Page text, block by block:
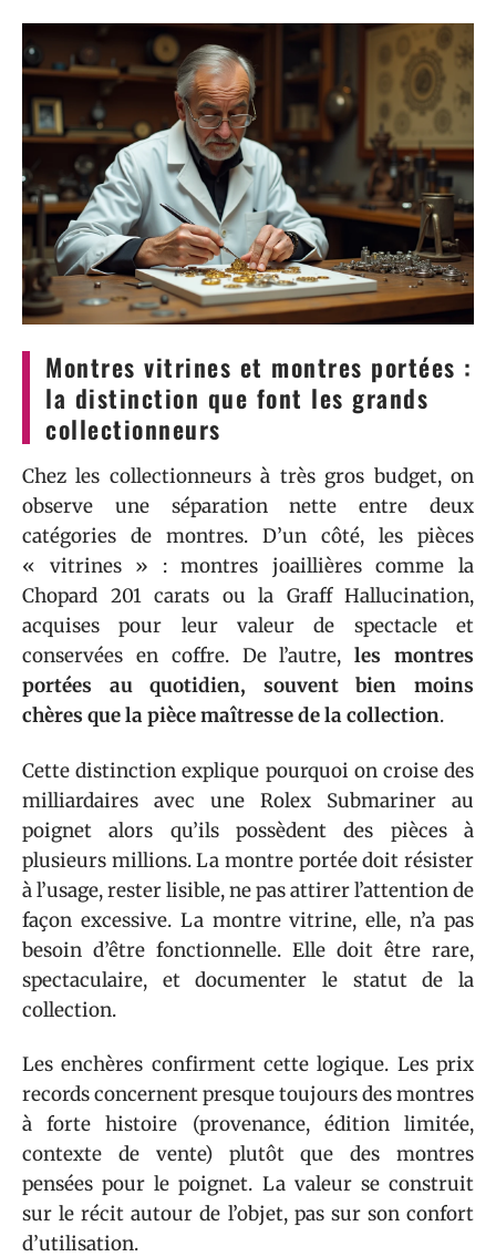
Montres vitrines et montres portées :
la distinction que font les grands
collectionneurs
Chez les collectionneurs à très gros budget, on
observe une séparation nette entre deux
catégories de montres. D’un côté, les pièces
« vitrines » : montres joaillières comme la
Chopard 201 carats ou la Graff Hallucination,
acquises pour leur valeur de spectacle et
conservées en coffre. De l’autre,les montres
portées au quotidien, souvent bien moins
chères que la pièce maîtresse de la collection.
Cette distinction explique pourquoi on croise des
milliardaires avec une Rolex Submariner au
poignet alors qu’ils possèdent des pièces à
plusieurs millions. La montre portée doit résister
à l’usage, rester lisible, ne pas attirer l’attention de
façon excessive. La montre vitrine, elle, n’a pas
besoin d’être fonctionnelle. Elle doit être rare,
spectaculaire, et documenter le statut de la
collection.
Les enchères confirment cette logique. Les prix
records concernent presque toujours des montres
à forte histoire (provenance, édition limitée,
contexte de vente) plutôt que des montres
pensées pour le poignet. La valeur se construit
sur le récit autour de l’objet, pas sur son confort
d’utilisation.